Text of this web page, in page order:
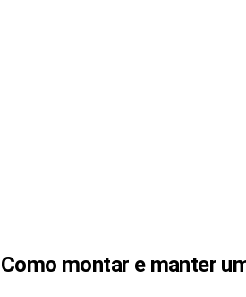
Como montar e manter